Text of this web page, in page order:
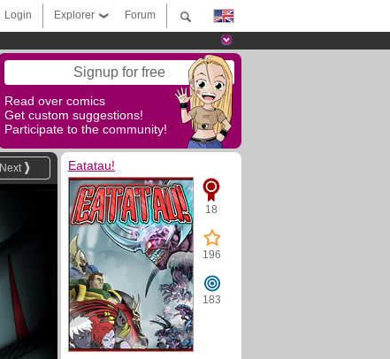
Forum
Explorer
Login
Signup for free
Read over comics
Get custom suggestions!
Participate to the community!
Next Eatatau!
18
196
183